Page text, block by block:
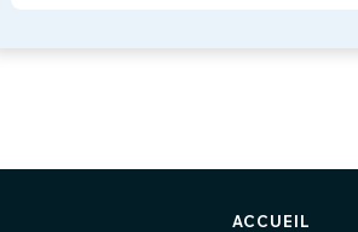
ACCUEIL